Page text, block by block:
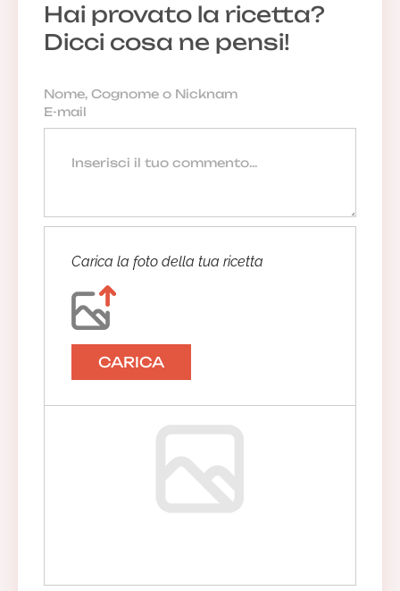
Hai provato la ricetta?
Dicci cosa ne pensi!
Carica la foto della tua ricetta
CARICA